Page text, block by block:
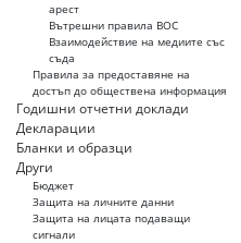
арест
Вътрешни правила ВОС
Взаимодействие на медиите със
съда
Правила за предоставяне на
достъп до обществена информация
Годишни отчетни доклади
Декларации
Бланки и образци
Други
Бюджет
Защита на личните данни
Защита на лицата подаващи
сигнали